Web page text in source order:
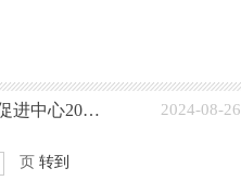
北京市丰台区文化创意产业促进中心2023年部门决算信息公开 2024-08-26
页 转到